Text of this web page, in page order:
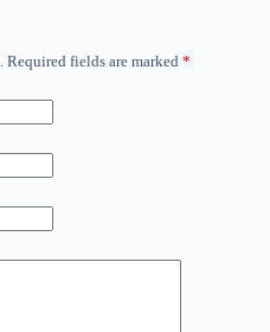
Required fields are marked *